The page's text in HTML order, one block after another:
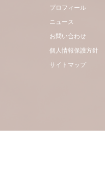
プロフィール
ニュース
お問い合わせ
個人情報保護方針
サイトマップ